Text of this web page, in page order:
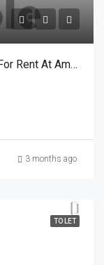
3-Bedroom Flat With Titas Gas & Lift For Rent At Amena Garden House, Mirpur 1 | মিরপুর ১ আহমেদ নগরে তিতাস গ্যাস ও লিফটসহ ৩ বেডরুমের ফ্ল্যাট ভাড়া
3 months ago
TO LET